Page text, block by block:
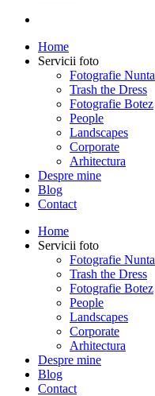
Home
Servicii foto
Fotografie Nunta
Trash the Dress
Fotografie Botez
People
Landscapes
Corporate
Arhitectura
Despre mine
Blog
Contact
Home
Servicii foto
Fotografie Nunta
Trash the Dress
Fotografie Botez
People
Landscapes
Corporate
Arhitectura
Despre mine
Blog
Contact